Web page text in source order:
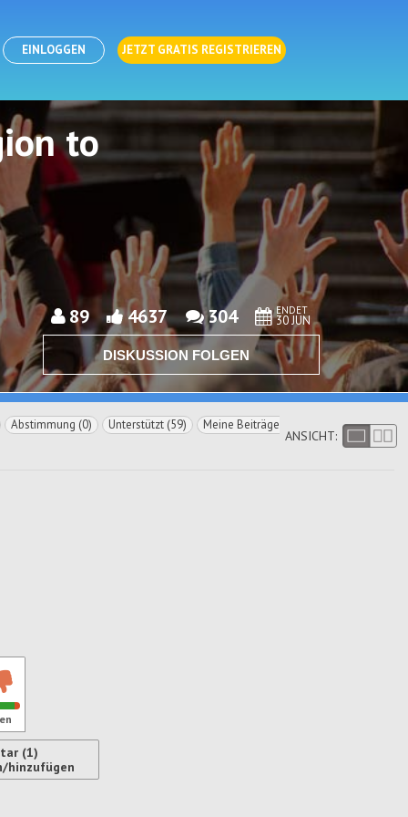
EINLOGGEN JETZT GRATIS REGISTRIEREN
to
89 4637 304 ENDET
30 JUN
DISKUSSION FOLGEN
Abstimmung (0) Unterstützt (59)
Meine Beiträge
ANSICHT:
(1)
hinzufügen